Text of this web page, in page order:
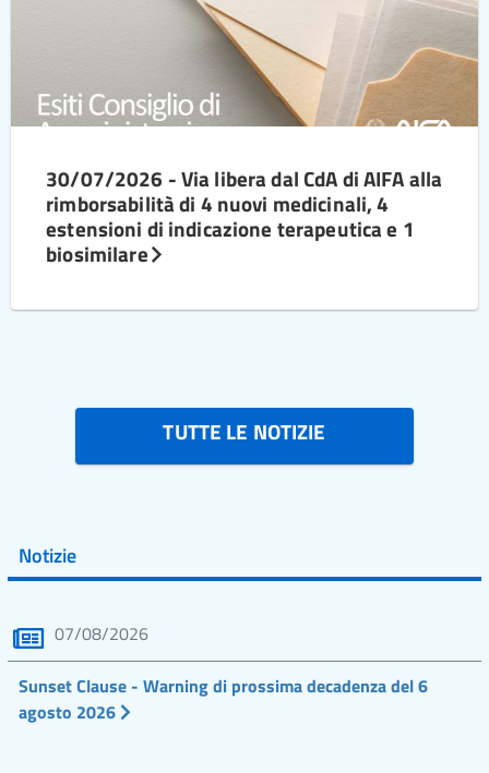
30/07/2026 - Via libera dal CdA di AIFA alla
rimborsabilità di 4 nuovi medicinali, 4
estensioni di indicazione terapeutica e 1
biosimilare
TUTTE LE NOTIZIE
Notizie
07/08/2026
Sunset Clause - Warning di prossima decadenza del 6
agosto 2026